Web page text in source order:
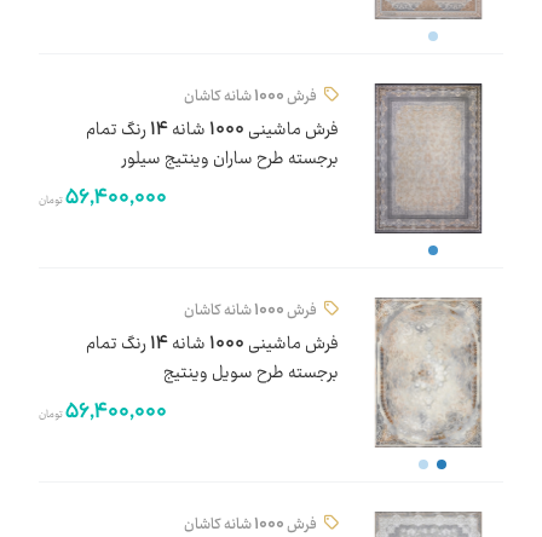
فرش 1000 شانه کاشان
فرش ماشینی 1000 شانه 14 رنگ تمام
برجسته طرح ساران وینتیج سیلور
56,400,000تومان
فرش 1000 شانه کاشان
فرش ماشینی 1000 شانه 14 رنگ تمام
برجسته طرح سویل وینتیج
56,400,000تومان
فرش 1000 شانه کاشان